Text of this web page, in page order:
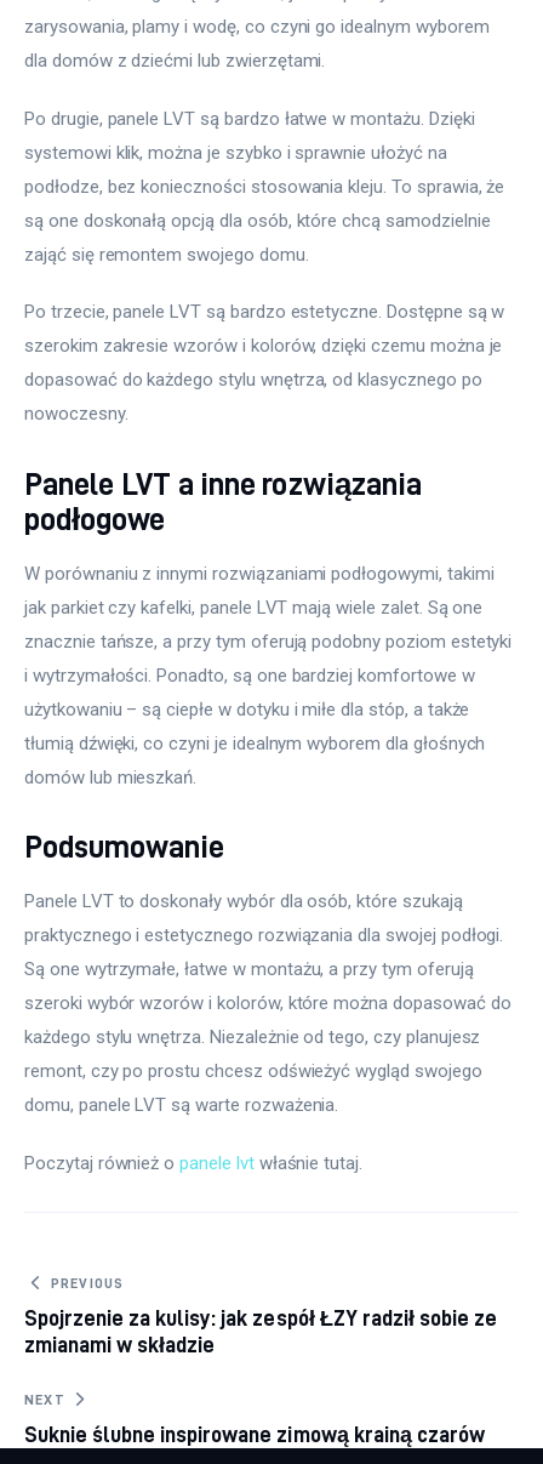
zarysowania, plamy i wodę, co czyni go idealnym wyborem
dla domów z dziećmi lub zwierzętami.
Po drugie, panele LVT są bardzo łatwe w montażu. Dzięki
systemowi klik, można je szybko i sprawnie ułożyć na
podłodze, bez konieczności stosowania kleju. To sprawia, że
są one doskonałą opcją dla osób, które chcą samodzielnie
zająć się remontem swojego domu.
Po trzecie, panele LVT są bardzo estetyczne. Dostępne są w
szerokim zakresie wzorów i kolorów, dzięki czemu można je
dopasować do każdego stylu wnętrza, od klasycznego po
nowoczesny.
Panele LVT a inne rozwiązania
podłogowe
W porównaniu z innymi rozwiązaniami podłogowymi, takimi
jak parkiet czy kafelki, panele LVT mają wiele zalet. Są one
znacznie tańsze, a przy tym oferują podobny poziom estetyki
i wytrzymałości. Ponadto, są one bardziej komfortowe w
użytkowaniu – są ciepłe w dotyku i miłe dla stóp, a także
tłumią dźwięki, co czyni je idealnym wyborem dla głośnych
domów lub mieszkań.
Podsumowanie
Panele LVT to doskonały wybór dla osób, które szukają
praktycznego i estetycznego rozwiązania dla swojej podłogi.
Są one wytrzymałe, łatwe w montażu, a przy tym oferują
szeroki wybór wzorów i kolorów, które można dopasować do
każdego stylu wnętrza. Niezależnie od tego, czy planujesz
remont, czy po prostu chcesz odświeżyć wygląd swojego
domu, panele LVT są warte rozważenia.
Poczytaj również o panele lvt właśnie tutaj.
Nawigacja
wpisu
PREVIOUS
Spojrzenie za kulisy: jak zespół ŁZY radził sobie ze
zmianami w składzie
NEXT
Suknie ślubne inspirowane zimową krainą czarów